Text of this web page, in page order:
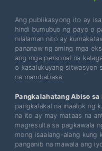
Ang publikasyong ito ay
hindi bumubuo ng payo o
nilalaman nito ay
pananaw ng aming mga
ang mga personal na
o kasalukuyang sitwasyon
na mambabasa.
Pangkalahatang Abiso sa
pangkalakal na inaalok ng
na ito ay may mataas na
magresulta sa pagkawala
mong isaalang-alang kung
panganib na mawala ang